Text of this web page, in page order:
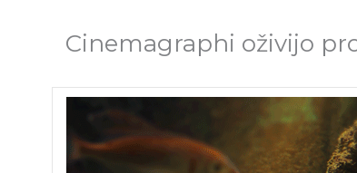
Cinemagraphi oživijo